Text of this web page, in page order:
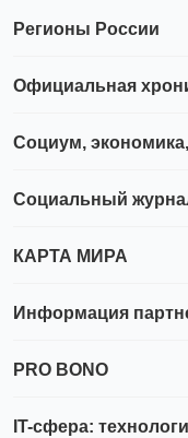
Регионы России
Официальная
Социум,
Социальный
КАРТА МИРА
Информация
PRO BONO
IT-сфера: